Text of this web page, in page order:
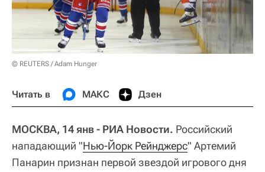
© REUTERS / Adam Hunger
Читать в МАКС Дзен
МОСКВА, 14 янв - РИА Новости. Российский
нападающий "Нью-Йорк Рейнджерс" Артемий
Панарин признан первой звездой игрового дня